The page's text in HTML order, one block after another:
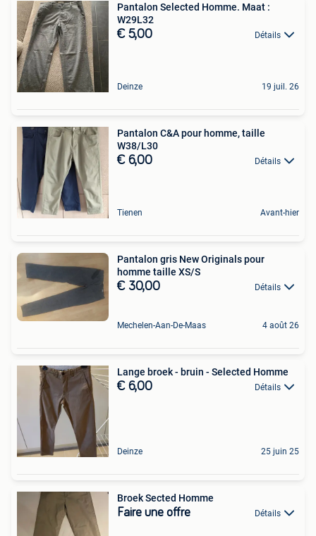
Pantalon Selected Homme. Maat :
W29L32
€ 5,00 Détails
Deinze 19 juil. 26
Pantalon C&A pour homme, taille
W38/L30
€ 6,00 Détails
Tienen Avant-hier
Pantalon gris New Originals pour
homme taille XS/S
€ 30,00 Détails
Mechelen-Aan-De-Maas 4 août 26
Lange broek - bruin - Selected Homme
€ 6,00 Détails
Deinze 25 juin 25
Broek Sected Homme
Faire une offre Détails